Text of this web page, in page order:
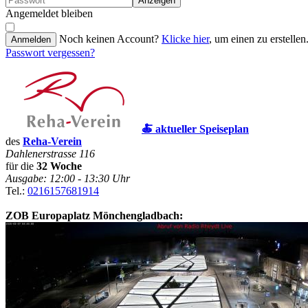
Angemeldet bleiben
Anmelden Noch keinen Account? Klicke hier, um einen zu erstellen.
Passwort vergessen?
🍝 aktueller Speiseplan
des Reha-Verein
Dahlenerstrasse 116
für die 32 Woche
Ausgabe: 12:00 - 13:30 Uhr
Tel.: 0216157681914
ZOB Europaplatz Mönchengladbach: